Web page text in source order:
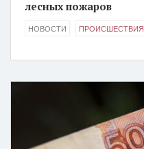
лесных пожаров
НОВОСТИ ПРОИСШЕСТВИЯ